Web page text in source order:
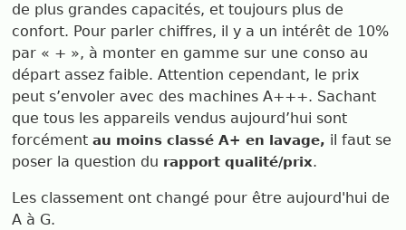
de plus grandes capacités, et toujours plus de
confort. Pour parler chiffres, il y a un intérêt de 10%
par « + », à monter en gamme sur une conso au
départ assez faible. Attention cependant, le prix
peut s’envoler avec des machines A+++. Sachant
que tous les appareils vendus aujourd’hui sont
forcémentau moins classé A+ en lavage, il faut se
poser la question du rapport qualité/prix.
Les classement ont changé pour être aujourd'hui de
A à G.